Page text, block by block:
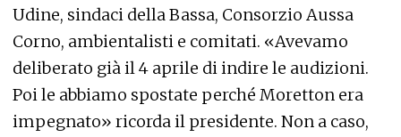
Udine, sindaci della Bassa, Consorzio Aussa
Corno, ambientalisti e comitati. «Avevamo
deliberato già il 4 aprile di indire le audizioni.
Poi le abbiamo spostate perché Moretton era
impegnato» ricorda il presidente. Non a caso,